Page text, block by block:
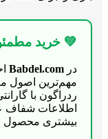
💚 خرید
در Babdel.com
مهم‌ترین اصول
ردراگون با
اطلاعات شفاف
بیشتری محصول